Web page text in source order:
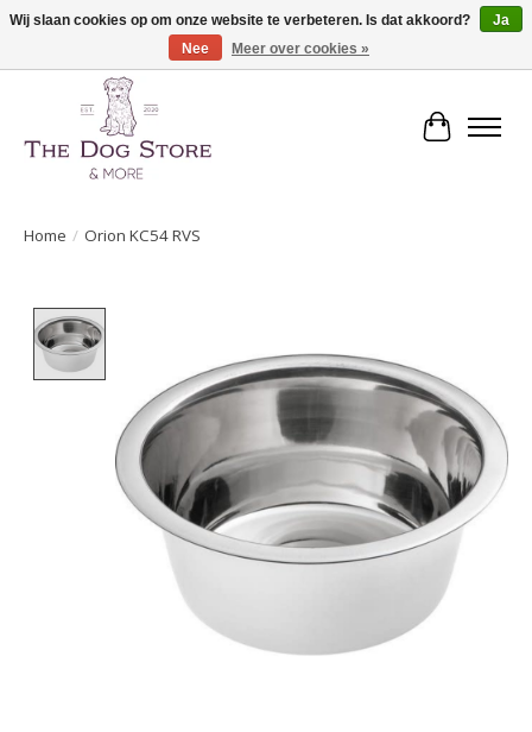
De speciaalzaak in hondenartikelen en meer!
Home / Orion KC54 RVS
Wij slaan cookies op om onze website te verbeteren. Is dat akkoord?
Ja
Nee
Meer over cookies »